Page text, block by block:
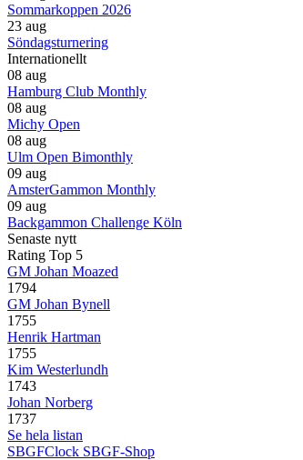
Sommarkoppen 2026
23 aug
Söndagsturnering
Internationellt
08 aug
Hamburg Club Monthly
08 aug
Michy Open
08 aug
Ulm Open Bimonthly
09 aug
AmsterGammon Monthly
09 aug
Backgammon Challenge Köln
Senaste nytt
Rating Top 5
GM Johan Moazed
1794
GM Johan Bynell
1755
Henrik Hartman
1755
Kim Westerlundh
1743
Johan Norberg
1737
Se hela listan
SBGFClock SBGF-Shop